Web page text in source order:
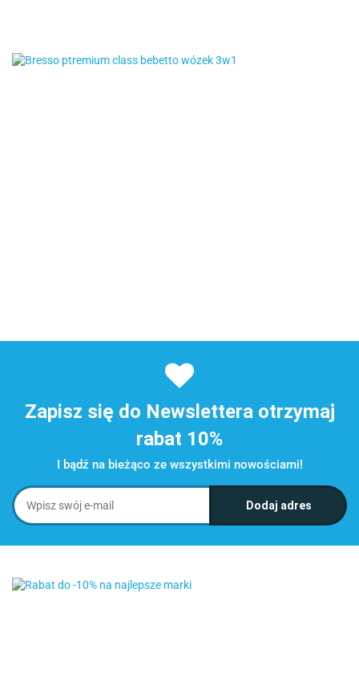
Zapisz się do Newslettera otrzymaj
rabat 10%
I bądź na bieżąco ze wszystkimi nowościami!